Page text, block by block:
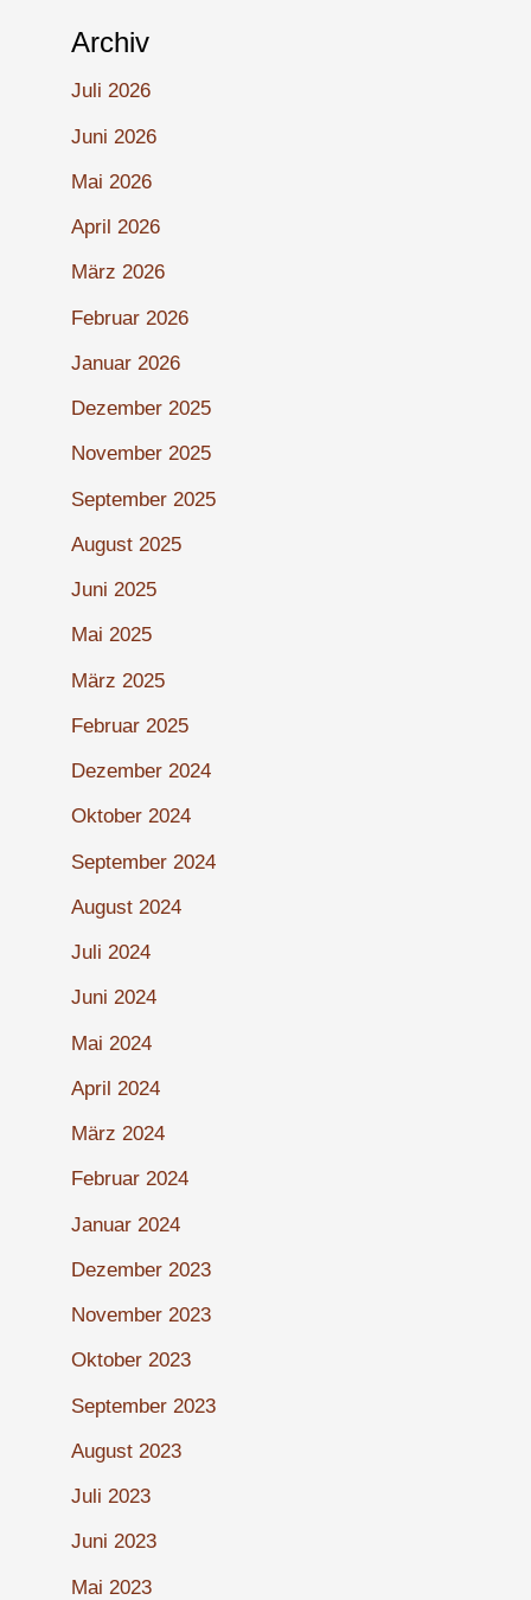
Archiv
Juli 2026
Juni 2026
Mai 2026
April 2026
März 2026
Februar 2026
Januar 2026
Dezember 2025
November 2025
September 2025
August 2025
Juni 2025
Mai 2025
März 2025
Februar 2025
Dezember 2024
Oktober 2024
September 2024
August 2024
Juli 2024
Juni 2024
Mai 2024
April 2024
März 2024
Februar 2024
Januar 2024
Dezember 2023
November 2023
Oktober 2023
September 2023
August 2023
Juli 2023
Juni 2023
Mai 2023